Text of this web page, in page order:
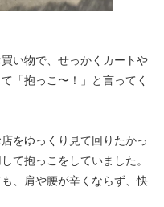
い物で、せっかくカートや
「抱っこ〜！」と言ってく
をゆっくり見て回りたかっ
て抱っこをしていました。
、肩や腰が辛くならず、快